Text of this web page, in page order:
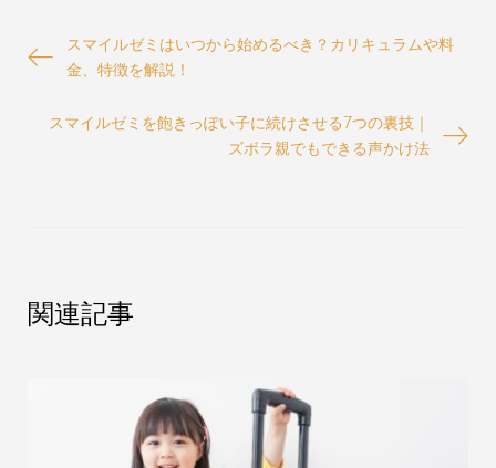
投
稿
スマイルゼミはいつから始めるべき？カリキュラムや料
金、特徴を解説！
スマイルゼミを飽きっぽい子に続けさせる7つの裏技｜
ズボラ親でもできる声かけ法
関連記事